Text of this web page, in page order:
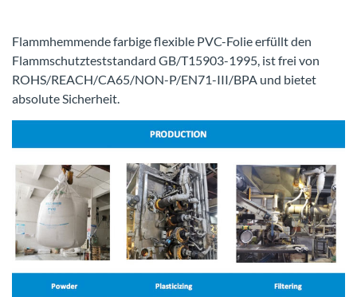
Flammhemmende farbige flexible PVC-Folie erfüllt den
Flammschutzteststandard GB/T15903-1995, ist frei von
ROHS/REACH/CA65/NON-P/EN71-III/BPA und bietet
absolute Sicherheit.